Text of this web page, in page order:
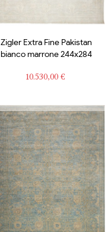
Zigler Extra Fine Pakistan
bianco marrone 244x284
10.530,00 €